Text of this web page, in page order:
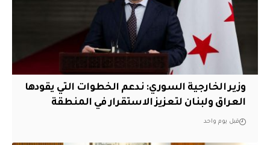
وزير الخارجية السوري: ندعم الخطوات التي يقودها
العراق ولبنان لتعزيز الاستقرار في المنطقة
قبل يوم واحد